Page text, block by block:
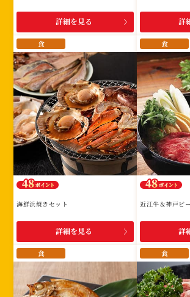
詳細を見る 詳
食
海鮮浜焼きセット
詳細を見る
食
近江牛＆神戸ビ
詳
食 食